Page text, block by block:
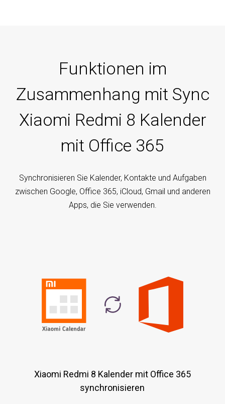
Funktionen im
Zusammenhang mit Sync
Xiaomi Redmi 8 Kalender
mit Office 365
Synchronisieren Sie Kalender, Kontakte und Aufgaben
zwischen Google, Office 365, iCloud, Gmail und anderen
Apps, die Sie verwenden.
Xiaomi Redmi 8 Kalender mit Office 365
synchronisieren